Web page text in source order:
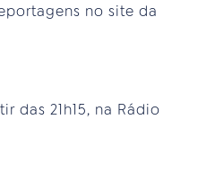
no site da
das 21h15, na Rádio